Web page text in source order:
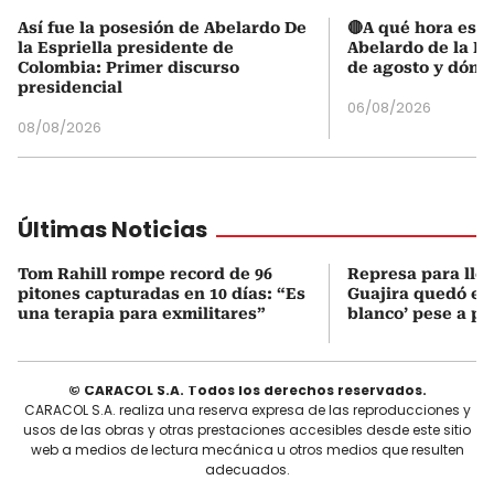
Así fue la posesión de Abelardo De
la Espriella presidente de
Colombia: Primer discurso
presidencial
08/08/2026
🔴A qué hora es
Abelardo de la
de agosto y
06/08/2026
Últimas Noticias
Tom Rahill rompe record de 96
pitones capturadas en 10 días: “Es
una terapia para exmilitares”
Represa para
Guajira quedó en
blanco’ pese a
© CARACOL S.A. Todos los derechos reservados.
CARACOL S.A. realiza una reserva expresa de las reproducciones y
usos de las obras y otras prestaciones accesibles desde este sitio
web a medios de lectura mecánica u otros medios que resulten
adecuados.